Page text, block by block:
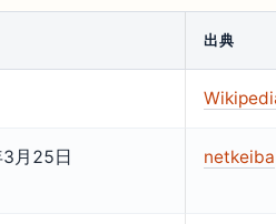
出典
月25日 netkeiba